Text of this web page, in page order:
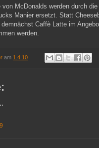
McDonalds werden durch
Manier ersetzt. Statt
Caffè Latte im
werden.
am 1.4.10